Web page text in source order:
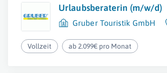
Urlaubsberaterin (m/w/d)
Gruber Touristik GmbH
Vollzeit ab 2.099€ pro Monat